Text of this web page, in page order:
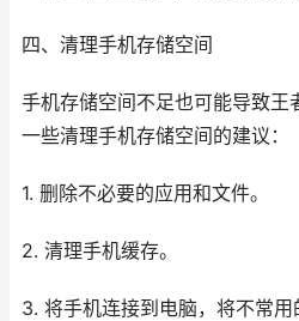
四、清理手机存储空间
手机存储空间不足也可能导致王
一些清理手机存储空间的建议：
1. 删除不必要的应用和文件。
2. 清理手机缓存。
3. 将手机连接到电脑，将不常用